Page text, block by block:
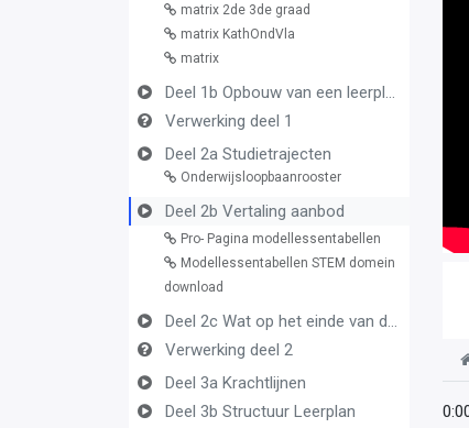
matrix 2de 3de graad
matrix KathOndVla
matrix
Deel 1b Opbouw van een leerplan vormingsconcept
Verwerking deel 1
Deel 2a Studietrajecten
Onderwijsloopbaanrooster
Deel 2b Vertaling aanbod
Pro- Pagina modellessentabellen
Modellessentabellen STEM domein
download
Deel 2c Wat op het einde van de graad
Verwerking deel 2
Deel 3a Krachtlijnen
Deel 3b Structuur Leerplan